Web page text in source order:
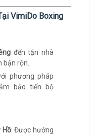
VimiDo Boxing
đến tận nhà
bận rộn.
phương pháp
bảo tiến bộ
Hồ: Được hướng